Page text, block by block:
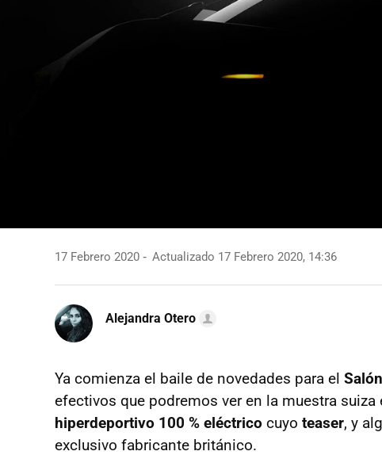
17 Febrero 2020 Actualizado 17 Febrero 2020, 14:36
Alejandra Otero
Ya comienza el baile de novedades para el
efectivos que podremos ver en la muestra suiza
hiperdeportivo 100 % eléctrico cuyo teaser, y
exclusivo fabricante británico.